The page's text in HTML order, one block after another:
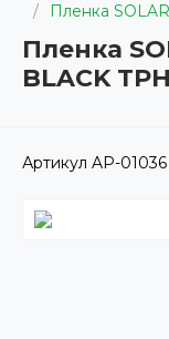
/
Пленка
Пленка
BLACK TPH
Артикул AP-01036